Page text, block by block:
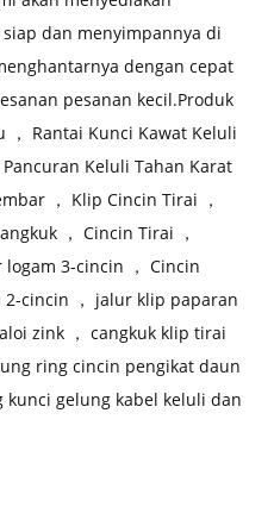
dan menyimpannya di
dengan cepat
pesanan kecil.Produk
， Rantai Kunci Kawat Keluli
Keluli Tahan Karat
， Klip Cincin Tirai ，
， Cincin Tirai ，
3-cincin ， Cincin
cincin ， jalur klip paparan
zink ， cangkuk klip tirai
ring cincin pengikat daun
kunci gelung kabel keluli dan